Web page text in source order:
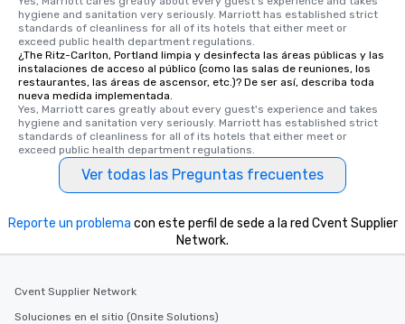
hygiene and sanitation very seriously. Marriott has established strict
standards of cleanliness for all of its hotels that either meet or
exceed public health department regulations.
¿The Ritz-Carlton, Portland limpia y desinfecta las áreas públicas y las
instalaciones de acceso al público (como las salas de reuniones, los
restaurantes, las áreas de ascensor, etc.)? De ser así, describa toda
nueva medida implementada.
Yes, Marriott cares greatly about every guest's experience and takes
hygiene and sanitation very seriously. Marriott has established strict
standards of cleanliness for all of its hotels that either meet or
exceed public health department regulations.
Ver todas las Preguntas frecuentes
Reporte un problema con este perfil de sede a la red Cvent Supplier
Network.
Cvent Supplier Network
Soluciones en el sitio (Onsite Solutions)